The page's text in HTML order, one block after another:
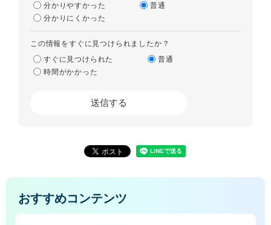
分かりやすかった
普通
分かりにくかった
この情報をすぐに見つけられましたか？
すぐに見つけられた
普通
時間がかかった
おすすめコンテンツ